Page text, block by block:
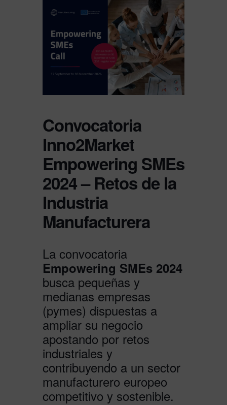
Convocatoria
Inno2Market
Empowering SMEs
2024 – Retos de la
Industria
Manufacturera
La convocatoria
Empowering SMEs 2024
busca pequeñas y
medianas empresas
(pymes) dispuestas a
ampliar su negocio
apostando por retos
industriales y
contribuyendo a un sector
manufacturero europeo
competitivo y sostenible.